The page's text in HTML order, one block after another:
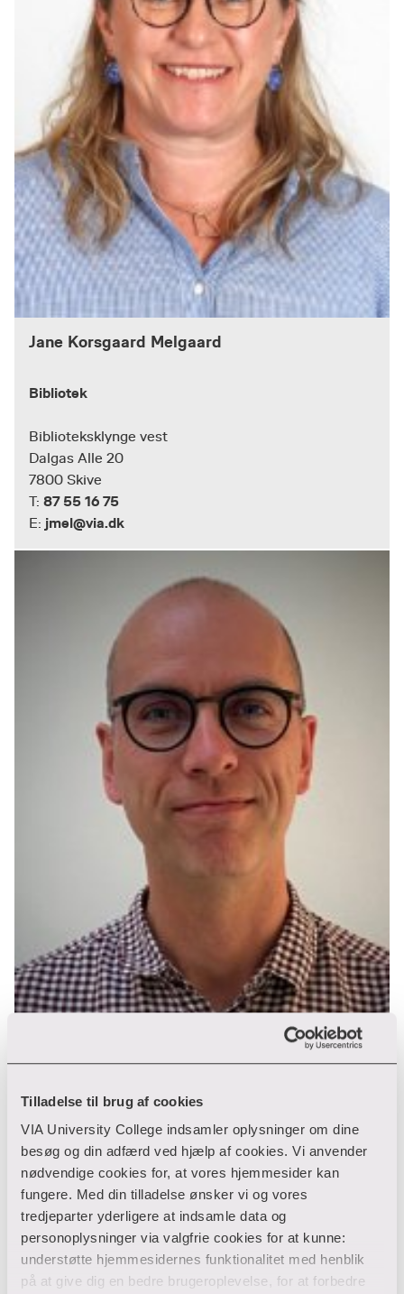
Tilladelse til brug af cookies
VIA University College indsamler oplysninger om dine
besøg og din adfærd ved hjælp af cookies. Vi anvender
nødvendige cookies for, at vores hjemmesider kan
fungere. Med din tilladelse ønsker vi og vores
tredjeparter yderligere at indsamle data og
personoplysninger via valgfrie cookies for at kunne:
understøtte hjemmesidernes funktionalitet med henblik
på at give dig en bedre brugeroplevelse, for at forbedre
Jane Korsgaard Melgaard
Bibliotek
Biblioteksklynge vest
Dalgas Alle 20
7800 Skive
T: 87 55 16 75
E: jmel@via.dk
Kenneth Stampe Schrøder
Biblioteksklynge vest
Gl. Struervej 1
7500 Holstebro
87 55 17 57
kss@via.dk